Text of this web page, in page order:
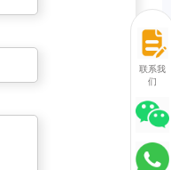
联系我
们